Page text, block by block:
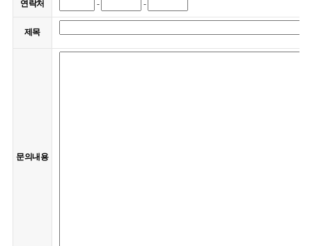
연락처 - -
제목
문의내용